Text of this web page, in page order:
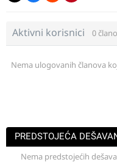
Aktivni korisnici 0
Nema ulogovanih članova
PREDSTOJEĆA
Nema predstojećih